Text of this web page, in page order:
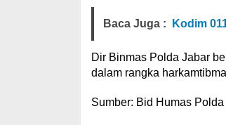
Baca Juga : Kodim
Dir Binmas Polda Jabar
dalam rangka
Sumber: Bid Humas Polda